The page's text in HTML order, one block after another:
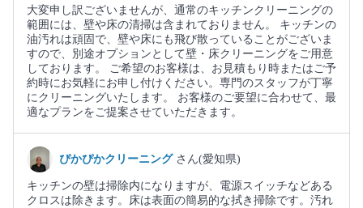
大変申し訳ございませんが、通常のキッチンクリーニングの
範囲には、壁や床の清掃は含まれておりません。 キッチンの
油汚れは頑固で、壁や床にも飛び散っていることがございま
すので、別途オプションとして壁・床クリーニングをご用意
しております。 ご希望のお客様は、お見積もり時またはご予
約時にお気軽にお申し付けください。専門のスタッフが丁寧
にクリーニングいたします。 お客様のご要望に合わせて、最
適なプランをご提案させていただきます。
ぴかぴかクリーニング さん(愛知県)
キッチンの壁は掃除内になりますが、電源スイッチなどある
クロスは除きます。床は表面の簡易的な拭き掃除です。汚れ